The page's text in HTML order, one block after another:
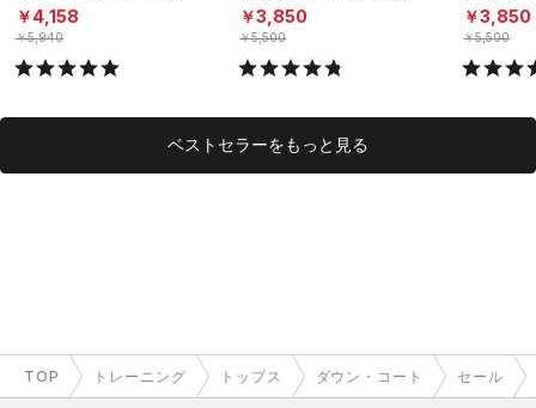
ーニング/MEN）
￥4,158
￥5,940
グ/MEN）
￥3,850
￥5,500
（トレー
￥3,850
￥5,500
ベストセラーをもっと見る
TOP トレーニング トップス ダウン・コート セール